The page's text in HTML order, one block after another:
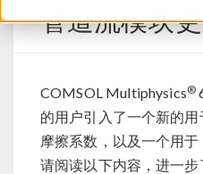
管道流模块
COMSOL Multiphysics®
的用户引入了一个新的
摩擦系数，以及一个用于
请阅读以下内容，进一步